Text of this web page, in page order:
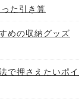
た引き算
めの収納グッズ
で押さえたいポイ